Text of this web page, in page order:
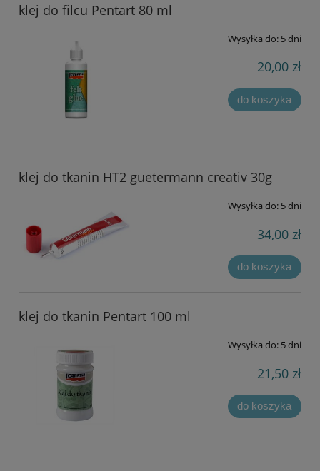
klej do filcu Pentart 80 ml
Wysyłka do: 5 dni
20,00 zł
do koszyka
klej do tkanin HT2 guetermann creativ 30g
Wysyłka do: 5 dni
34,00 zł
do koszyka
klej do tkanin Pentart 100 ml
Wysyłka do: 5 dni
21,50 zł
do koszyka